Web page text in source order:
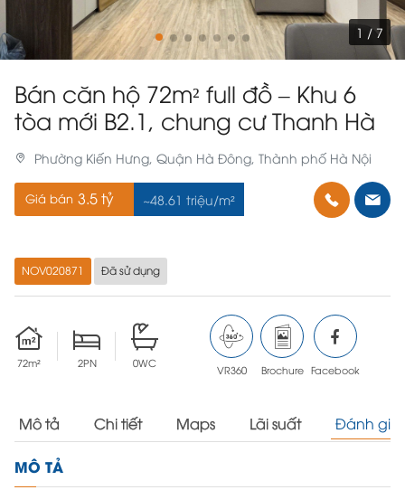
1 / 7
NOV020871 Đã sử dụng
Bán căn hộ 72m² full đồ – Khu 6
tòa mới B2.1, chung cư Thanh Hà
Phường Kiến Hưng, Quận Hà Đông, Thành phố Hà Nội
Giá bán 3.5 tỷ ~48.61 triệu/m²
72m² 2PN 0WC
VR360 Brochure Facebook
Mô tả Chi tiết Maps Lãi suất Đánh giá
MÔ TẢ